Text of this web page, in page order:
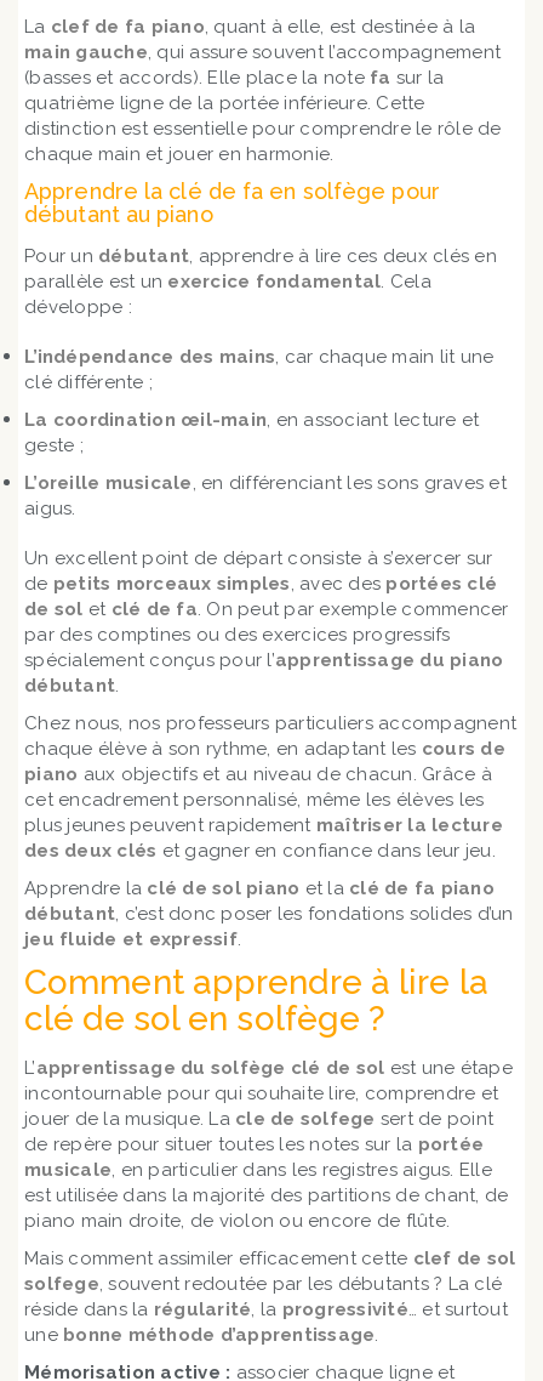
La clef de fa piano, quant à elle, est destinée à la
main gauche, qui assure souvent l’accompagnement
(basses et accords). Elle place la note fa sur la
quatrième ligne de la portée inférieure. Cette
distinction est essentielle pour comprendre le rôle de
chaque main et jouer en harmonie.
Apprendre la clé de fa en solfège pour
débutant au piano
Pour un débutant, apprendre à lire ces deux clés en
parallèle est un exercice fondamental. Cela
développe :
L’indépendance des mains, car chaque main lit une
clé différente ;
La coordination œil-main, en associant lecture et
geste ;
L’oreille musicale, en différenciant les sons graves et
aigus.
Un excellent point de départ consiste à s’exercer sur
de petits morceaux simples, avec des portées clé
de sol et clé de fa. On peut par exemple commencer
par des comptines ou des exercices progressifs
spécialement conçus pour l’apprentissage du piano
débutant.
Chez nous, nos professeurs particuliers accompagnent
chaque élève à son rythme, en adaptant les cours de
piano aux objectifs et au niveau de chacun. Grâce à
cet encadrement personnalisé, même les élèves les
plus jeunes peuvent rapidement maîtriser la lecture
des deux clés et gagner en confiance dans leur jeu.
Apprendre la clé de sol piano et la clé de fa piano
débutant, c’est donc poser les fondations solides d’un
jeu fluide et expressif.
Comment apprendre à lire la
clé de sol en solfège ?
L’apprentissage du solfège clé de sol est une étape
incontournable pour qui souhaite lire, comprendre et
jouer de la musique. La cle de solfege sert de point
de repère pour situer toutes les notes sur la portée
musicale, en particulier dans les registres aigus. Elle
est utilisée dans la majorité des partitions de chant, de
piano main droite, de violon ou encore de flûte.
Mais comment assimiler efficacement cette clef de sol
solfege, souvent redoutée par les débutants ? La clé
réside dans la régularité, la progressivité… et surtout
une bonne méthode d’apprentissage.
Mémorisation active : associer chaque ligne et